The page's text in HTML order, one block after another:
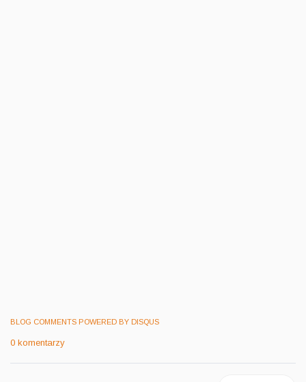
BLOG COMMENTS POWERED BY DISQUS
0 komentarzy